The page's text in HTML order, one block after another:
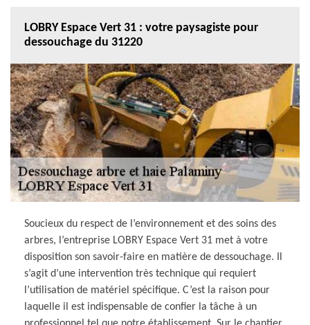
LOBRY Espace Vert 31 : votre paysagiste pour
dessouchage du 31220
Soucieux du respect de l’environnement et des soins des
arbres, l’entreprise LOBRY Espace Vert 31 met à votre
disposition son savoir-faire en matière de dessouchage. Il
s’agit d’une intervention très technique qui requiert
l’utilisation de matériel spécifique. C’est la raison pour
laquelle il est indispensable de confier la tâche à un